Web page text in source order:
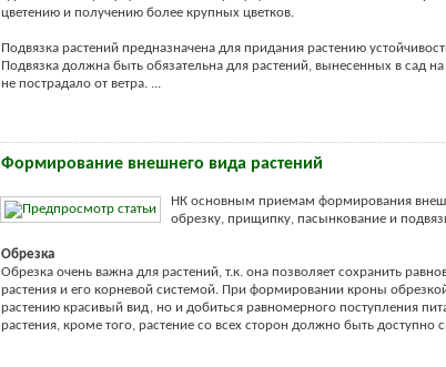
цветению и получению более крупных цветков.
Подвязка растений предназначена для придания растению
Подвязка должна быть обязательна для растений, вынесенных в сад
не пострадало от ветра. ...
Формирование внешнего вида растений
НК основным приемам формирования
обрезку, прищипку, пасынкование и
Обрезка
Обрезка очень важна для растений, т.к. она позволяет сохранить
растения и его корневой системой. При формировании кроны
растению красивый вид, но и добиться равномерного поступления
растения, кроме того, растение со всех сторон должно быть доступно